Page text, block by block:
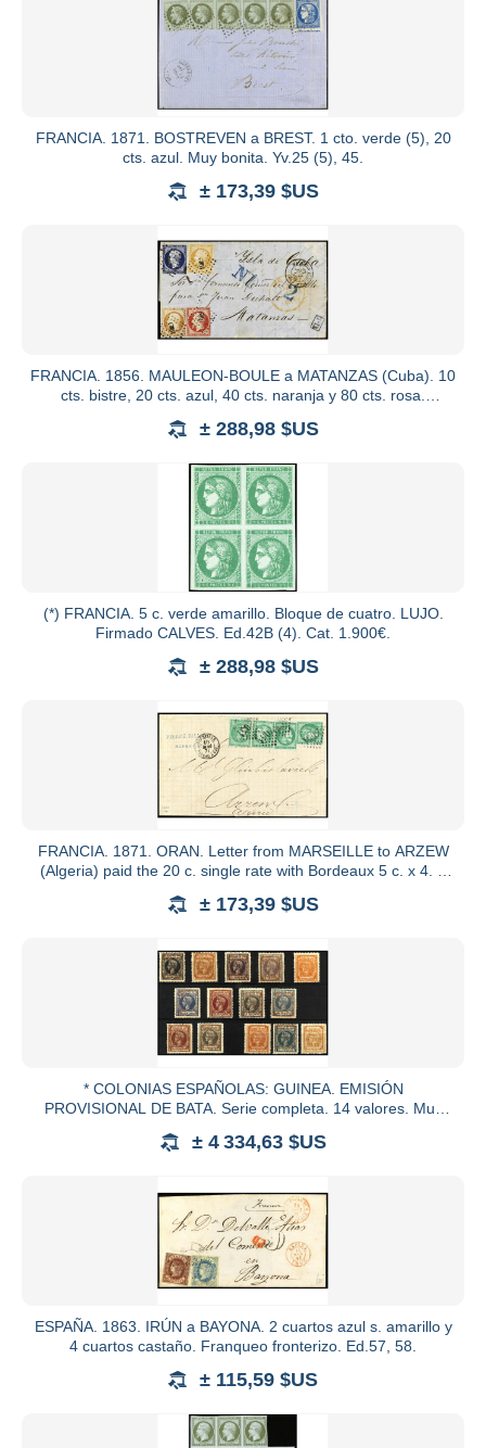
FRANCIA. 1871. BOSTREVEN a BREST. 1 cto. verde (5), 20
cts. azul. Muy bonita. Yv.25 (5), 45.
± 173,39 $US
FRANCIA. 1856. MAULEON-BOULE a MATANZAS (Cuba). 10
cts. bistre, 20 cts. azul, 40 cts. naranja y 80 cts. rosa.
± 288,98 $US
(*) FRANCIA. 5 c. verde amarillo. Bloque de cuatro. LUJO.
Firmado CALVES. Ed.42B (4). Cat. 1.900€.
± 288,98 $US
FRANCIA. 1871. ORAN. Letter from MARSEILLE to ARZEW
(Algeria) paid the 20 c. single rate with Bordeaux 5 c. x 4. It
± 173,39 $US
* COLONIAS ESPAÑOLAS: GUINEA. EMISIÓN
PROVISIONAL DE BATA. Serie completa. 14 valores. Muy
± 4 334,63 $US
ESPAÑA. 1863. IRÚN a BAYONA. 2 cuartos azul s. amarillo y
4 cuartos castaño. Franqueo fronterizo. Ed.57, 58.
± 115,59 $US